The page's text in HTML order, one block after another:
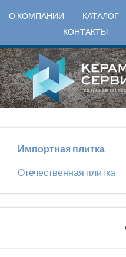
О КОМПАНИИ КАТАЛОГ
КОНТАКТЫ
Импортная плитка
Отечественная плитка